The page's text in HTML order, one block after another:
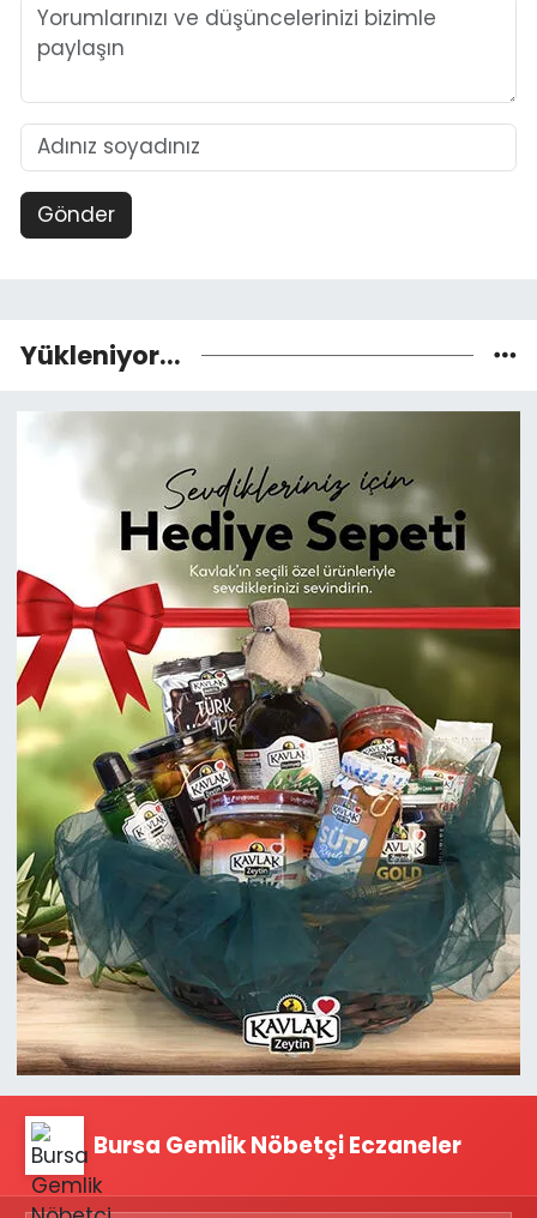
Gönder
Yükleniyor...
Bursa Gemlik Nöbetçi Eczaneler